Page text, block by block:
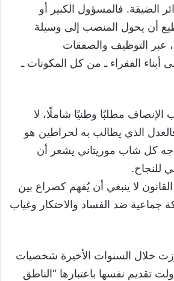
الضيقة. فالمسؤول الكبير أو
أن يحول المنصب إلى وسيلة
عبر التوظيف والصفقات
أبناء الفقراء ـ من كل المكونات ـ
مطلبًا وطنيًا شاملًا، لا
الذي يطالب به لحراطين هو
كل شاب موريتاني يشعر أن
للنجاح.
لا ينبغي أن يُفهم كصراع بين
جماعية ضد الفساد والاحتكار وغياب
خلال السنوات الأخيرة شخصيات
تقديم نفسها باعتبارها “الناطق